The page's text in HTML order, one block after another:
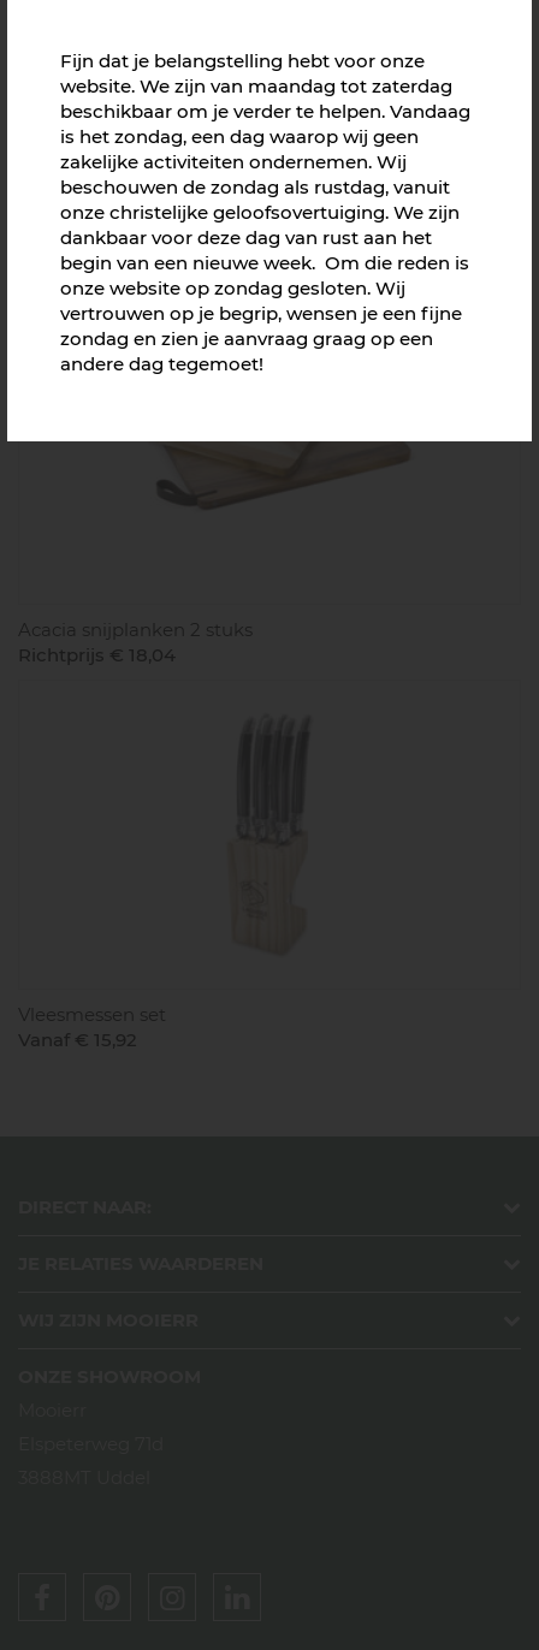
Kookboekstandaard inclusief 5 messen
Richtprijs € 54,00
Acacia snijplanken 2 stuks
Richtprijs € 18,04
Vleesmessen set
Vanaf € 15,92
Fijn dat je belangstelling hebt voor onze
website. We zijn van maandag tot zaterdag
beschikbaar om je verder te helpen. Vandaag
is het zondag, een dag waarop wij geen
zakelijke activiteiten ondernemen. Wij
beschouwen de zondag als rustdag, vanuit
onze christelijke geloofsovertuiging. We zijn
dankbaar voor deze dag van rust aan het
begin van een nieuwe week. Om die reden is
onze website op zondag gesloten. Wij
vertrouwen op je begrip, wensen je een fijne
zondag en zien je aanvraag graag op een
andere dag tegemoet!